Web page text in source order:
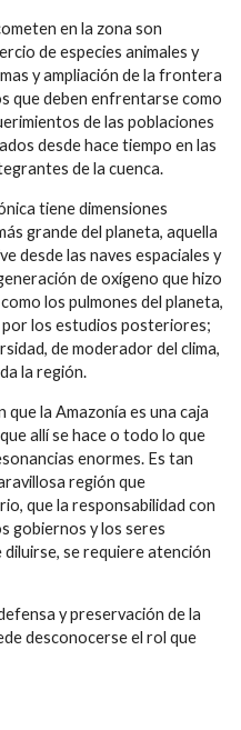
en la zona son
de especies animales y
y ampliación de la frontera
que deben enfrentarse como
de las poblaciones
desde hace tiempo en las
de la cuenca.
tiene dimensiones
grande del planeta, aquella
desde las naves espaciales y
de oxígeno que hizo
los pulmones del planeta,
los estudios posteriores;
de moderador del clima,
la región.
la Amazonía es una caja
allí se hace o todo lo que
enormes. Es tan
región que
que la responsabilidad con
gobiernos y los seres
diluirse, se requiere atención
y preservación de la
desconocerse el rol que